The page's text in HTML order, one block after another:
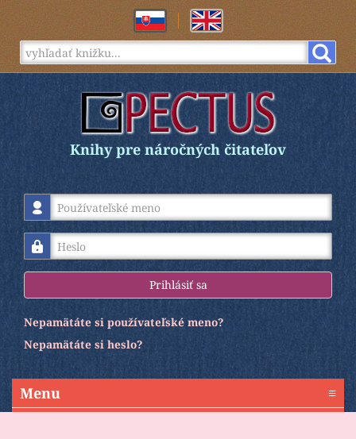
Knihy pre náročných čitateľov
Používateľské meno
Heslo
Prihlásiť sa
Nepamätáte si používateľské meno?
Nepamätáte si heslo?
Menu ≡